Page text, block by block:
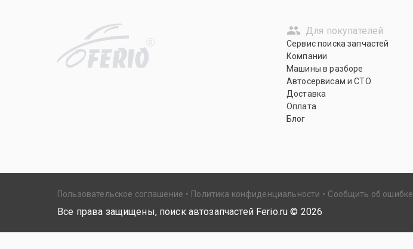
R
Для покупателей
Сервис поиска запчастей
Компании
Машины в разборе
Автосервисам и СТО
Доставка
Оплата
Блог
Пользовательское соглашение Политика конфиденциальности Сообщить об ошибке
Все права защищены, поиск автозапчастей Ferio.ru © 2026